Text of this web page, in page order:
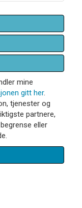
mine
gitt her.
tjenester og
partnere,
eller